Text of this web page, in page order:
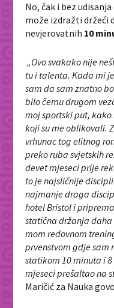
No, čak i bez
može izdražti držeći
nevjerovatnih 10
„Ovo svakako nije
tu i talenta. Kada mi
sam da sam znatno
bilo čemu drugom
moj sportski put,
koji su me oblikovali.
vrhunac tog elitnog
preko ruba svjetskih
devet mjeseci prije
to je najsličnije
najmanje draga
hotel Bristol i
statična držanja daha
mom redovnom
prvenstvom gdje sam
statikom 10 minuta i
mjeseci prešaltao na
Maričić za Nauka